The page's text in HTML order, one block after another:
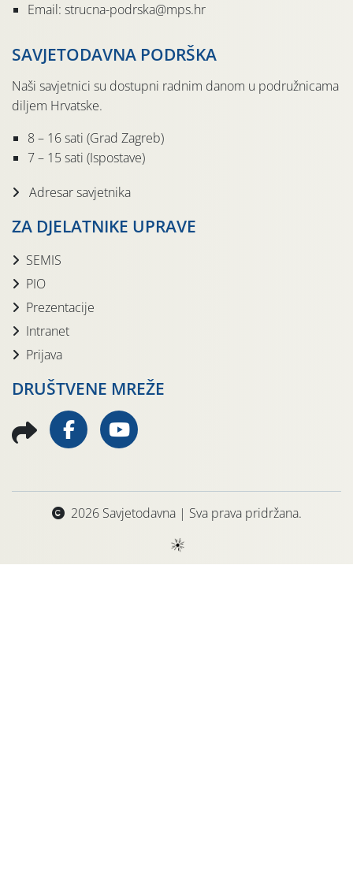
Email: strucna-podrska@mps.hr
SAVJETODAVNA PODRŠKA
Naši savjetnici su dostupni radnim danom u podružnicama
diljem Hrvatske.
8 – 16 sati (Grad Zagreb)
7 – 15 sati (Ispostave)
Adresar savjetnika
ZA DJELATNIKE UPRAVE
SEMIS
PIO
Prezentacije
Intranet
Prijava
DRUŠTVENE MREŽE
2026 Savjetodavna | Sva prava pridržana.